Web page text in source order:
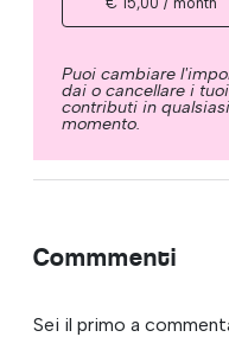
Puoi cambiare
dai o cancellare i tuoi
contributi in qualsiasi
momento.
Commmenti
Sei il primo a